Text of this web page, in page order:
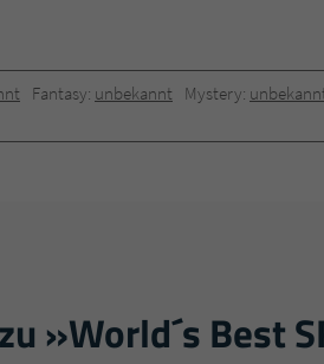
Fantasy: unbekannt Mystery:
»World´s Best